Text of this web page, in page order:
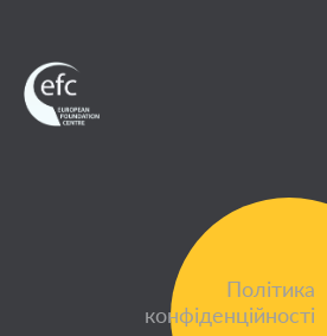
Політика
конфіденційності